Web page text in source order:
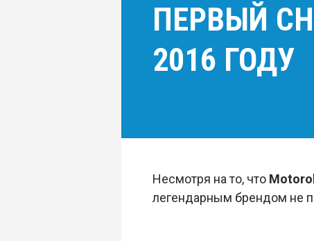
ПЕРВЫЙ
2016 ГОДУ
Несмотря на то, что
легендарным брендом не